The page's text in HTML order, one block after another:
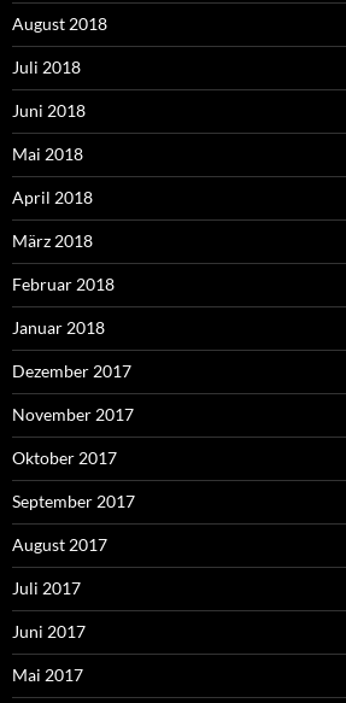
August 2018
Juli 2018
Juni 2018
Mai 2018
April 2018
März 2018
Februar 2018
Januar 2018
Dezember 2017
November 2017
Oktober 2017
September 2017
August 2017
Juli 2017
Juni 2017
Mai 2017